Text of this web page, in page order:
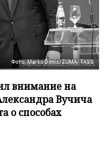
Фото: Marko Dimic/ZUMA/TASS
внимание на
Вучича
о способах